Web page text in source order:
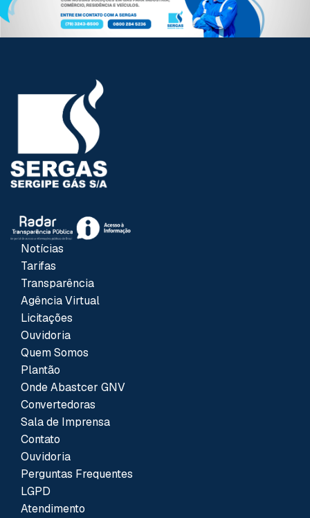
Notícias
Tarifas
Transparência
Agência Virtual
Licitações
Ouvidoria
Quem Somos
Plantão
Onde Abastcer GNV
Convertedoras
Sala de Imprensa
Contato
Ouvidoria
Perguntas Frequentes
LGPD
Atendimento